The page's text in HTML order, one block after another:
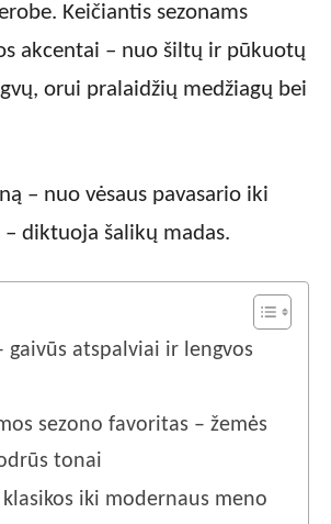
Keičiantis sezonams
akcentai – nuo šiltų ir pūkuotų
orui pralaidžių medžiagų bei
– nuo vėsaus pavasario iki
– diktuoja šalikų madas.
gaivūs atspalviai ir lengvos
sezono favoritas – žemės
tonai
iki modernaus meno